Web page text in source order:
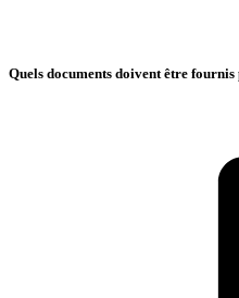
Quels documents doivent être